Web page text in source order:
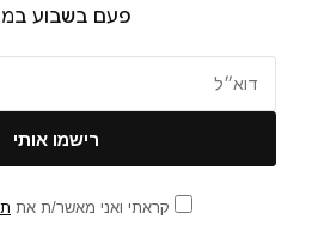
פעם בשבוע
קראתי ואני מאשר/ת את